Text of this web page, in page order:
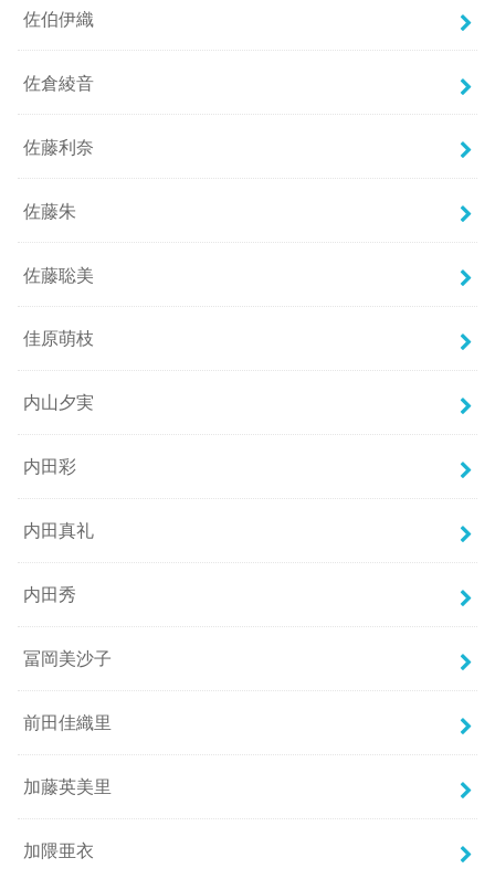
佐伯伊織
佐倉綾音
佐藤利奈
佐藤朱
佐藤聡美
佳原萌枝
内山夕実
内田彩
内田真礼
内田秀
冨岡美沙子
前田佳織里
加藤英美里
加隈亜衣